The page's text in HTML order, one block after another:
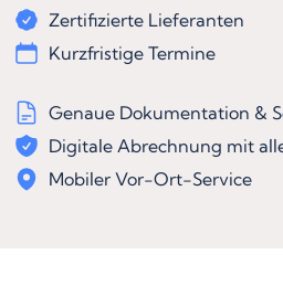
Zertifizierte Lieferanten
Kurzfristige Termine
Genaue Dokumentation &
Digitale Abrechnung mit
Mobiler Vor-Ort-Service